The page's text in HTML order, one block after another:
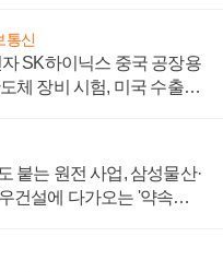
통신
SK하이닉스 중국 공장용
체 장비 시험, 미국 수출통
붙는 원전 사업, 삼성물산·
건설에 다가오는 '약속의